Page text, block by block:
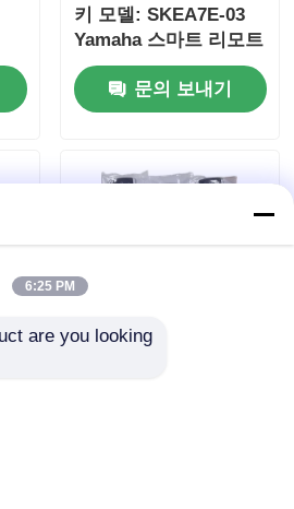
키 모델: SKEA7E-03
Yamaha 스마트 리모트
키 B74-H6261-
02/662F-SKEA7D03용
문의 보내기
6:25 PM
are you looking